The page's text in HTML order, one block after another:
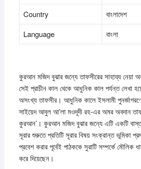
Country
বাংলাদেশ
Language
বাংলা
কুরআন মজিদ বুঝার জন্যে তাফসীরের সাহায্য নেয়া
সেই প্রাচীন কাল থেকে আধুনিক কাল পর্যন্ত লেখা
অসংখ্য তাফসীর। আধুনিক কালে ইসলামী
সাইয়েদ আবুল আ’লা মওদূদী রহ-এর অমর অবদান
কুরআন’। কুরআন মজিদ বুঝার জন্যে এটি একটি
সূরার শুরুতে প্রতিটি সূরার বিষয় সংক্রান্ত ভূমিকা
প্রবেশ করার পূর্বেই পাঠককে সুরাটি সম্পর্কে মৌলিক
করে দিয়েছেন।